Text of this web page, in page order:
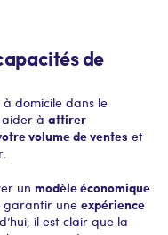
de
domicile dans le
à attirer
volume de ventes et
un modèle économique
garantir une expérience
il est clair que la